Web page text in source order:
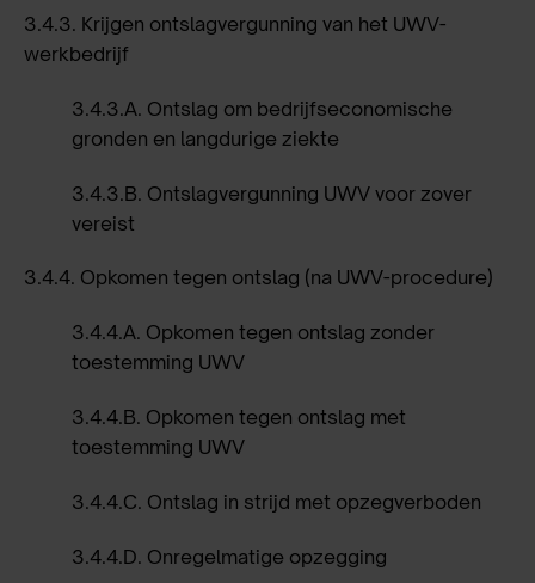
3.4.3. Krijgen ontslagvergunning van het UWV-
werkbedrijf
3.4.3.A. Ontslag om bedrijfseconomische
gronden en langdurige ziekte
3.4.3.B. Ontslagvergunning UWV voor zover
vereist
3.4.4. Opkomen tegen ontslag (na UWV-procedure)
3.4.4.A. Opkomen tegen ontslag zonder
toestemming UWV
3.4.4.B. Opkomen tegen ontslag met
toestemming UWV
3.4.4.C. Ontslag in strijd met opzegverboden
3.4.4.D. Onregelmatige opzegging